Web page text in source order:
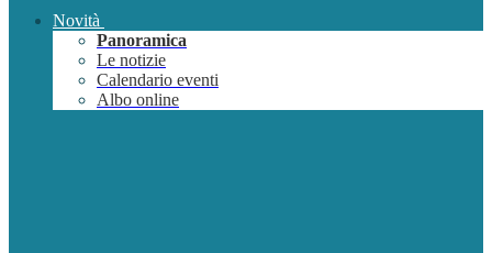
Novità
Panoramica
Le notizie
Calendario eventi
Albo online